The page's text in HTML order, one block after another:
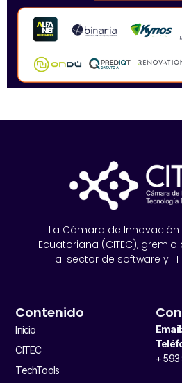
La Cámara de
Ecuatoriana (CITEC),
al sector de software y TI
Contenido
Inicio
CITEC
TechTools
Email:
+ 593